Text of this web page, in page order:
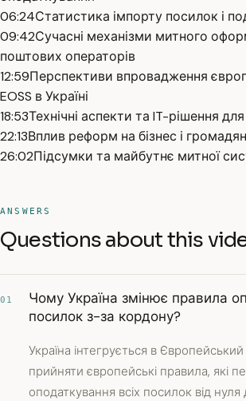
06:24Статистика імпорту посилок і
09:42Сучасні механізми митного
поштових операторів
12:59Перспективи впровадження
EOSS в Україні
18:53Технічні аспекти та IT-рішення
22:13Вплив реформ на бізнес і громадян
26:02Підсумки та майбутнє митної
ANSWERS
Questions about this
01
Чому Україна змінює правила
посилок з-за кордону?
Україна інтегрується в
прийняти європейські правила, які
оподаткування всіх посилок від